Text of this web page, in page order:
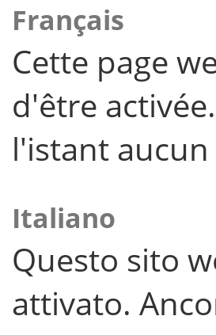
Français
Cette page
d'être
l'istant
Italiano
Questo sito
attivato.